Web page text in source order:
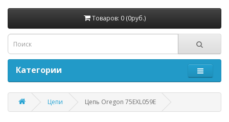
Товаров: 0 (0руб.)
Категории
Цепи Цепь Oregon 75EXL059E